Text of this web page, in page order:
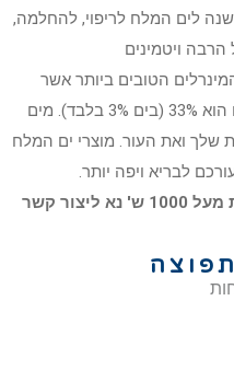
לים המלח לריפוי, להחלמה,
ויטמינים
הטובים ביותר אשר
העור צריך. ריכוז המלח במי ים המלח הוא 33% (בים 3% בלבד). מים
ואת העור. מוצרי ים המלח
לבריא ויפה יותר.
לרכישה קבוצתית באתר או לקניות מעל 1000 ש' נא ליצור קשר